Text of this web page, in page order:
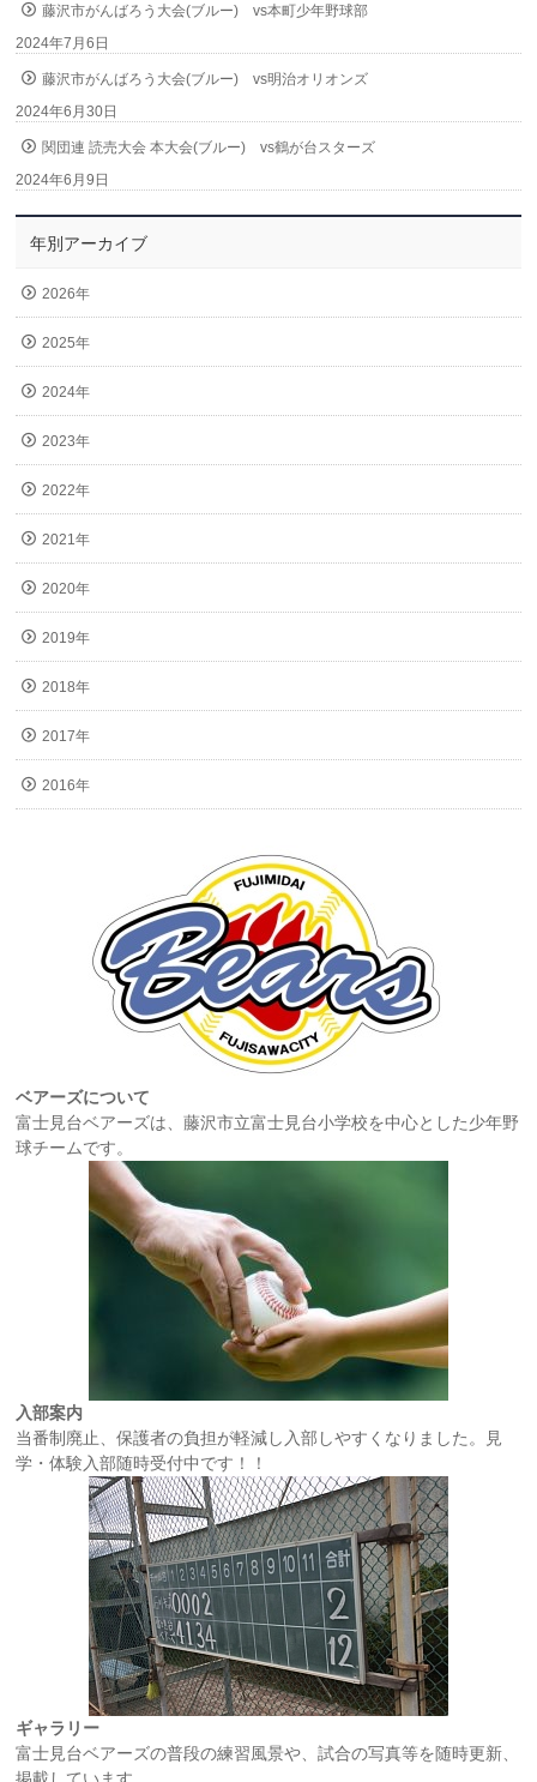
藤沢市がんばろう大会(ブルー) vs本町少年野球部
2024年7月6日
藤沢市がんばろう大会(ブルー) vs明治オリオンズ
2024年6月30日
関団連 読売大会 本大会(ブルー) vs鶴が台スターズ
2024年6月9日
年別アーカイブ
2026年
2025年
2024年
2023年
2022年
2021年
2020年
2019年
2018年
2017年
2016年
ベアーズについて
富士見台ベアーズは、藤沢市立富士見台小学校を中心とした少年野
球チームです。
入部案内
当番制廃止、保護者の負担が軽減し入部しやすくなりました。見
学・体験入部随時受付中です！！
ギャラリー
富士見台ベアーズの普段の練習風景や、試合の写真等を随時更新、